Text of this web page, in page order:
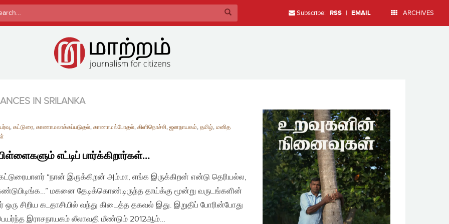
Subscribe: RSS | EMAIL ARCHIVES
IN SRILANKA
, கட்டுரை, காணாமலாக்கப்படுதல், காணாமல்போதல், கிளிநொச்சி, ஜனநாயகம், தமிழ், மனித
எட்டிப் பார்க்கிறார்கள்…
“நான் இருக்கிறன் அம்மா, எங்க இருக்கிறன் என்டு தெரியல்ல,
மகனை தேடிக்கொண்டிருந்த தாய்க்கு மூன்று வருடங்களின்
ஒரு சிறிய கடதாசியில் வந்து கிடைத்த தகவல் இது. இறுதிப் போரின்போது
இராசநாயகம் லீலாவதி மீண்டும் 2012ஆம்…